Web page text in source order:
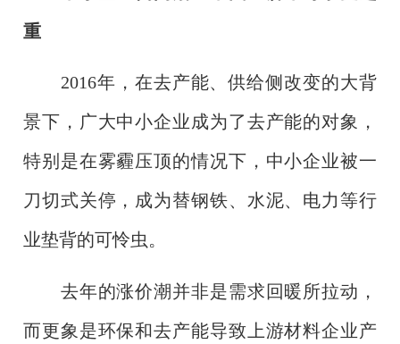
重
2016年，在去产能、供给侧改变的大背
景下，广大中小企业成为了去产能的对象，
特别是在雾霾压顶的情况下，中小企业被一
刀切式关停，成为替钢铁、水泥、电力等行
业垫背的可怜虫。
去年的涨价潮并非是需求回暖所拉动，
而更象是环保和去产能导致上游材料企业产